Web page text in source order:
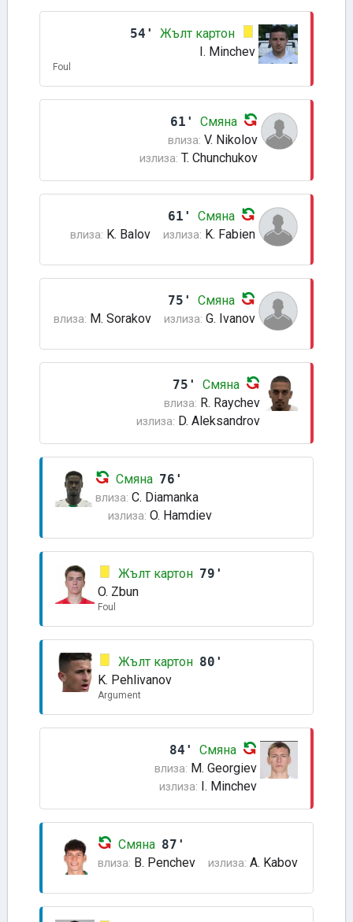
54'
Жълт картон
I. Minchev
Foul
61' Смяна
влиза: V. Nikolov
излиза: T. Chunchukov
61' Смяна
влиза: K. Balov излиза: K. Fabien
75' Смяна
влиза: M. Sorakov излиза: G. Ivanov
75' Смяна
влиза: R. Raychev
излиза: D. Aleksandrov
Смяна 76'
влиза: C. Diamanka
излиза: O. Hamdiev
Жълт картон 79'
O. Zbun
Foul
Жълт картон 80'
K. Pehlivanov
Argument
84' Смяна
влиза: M. Georgiev
излиза: I. Minchev
Смяна 87'
влиза: B. Penchev излиза: A. Kabov